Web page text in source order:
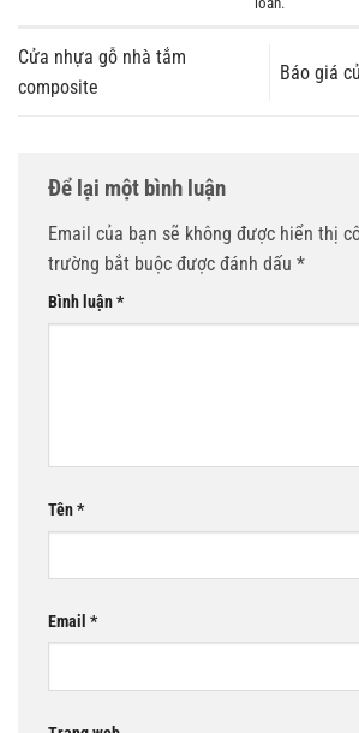
Cửa nhựa gỗ nhà tắm
composite
Báo giá
Để lại một bình luận
Email của bạn sẽ không được hiển thị
trường bắt buộc được đánh dấu *
Bình luận*
Tên*
Email *